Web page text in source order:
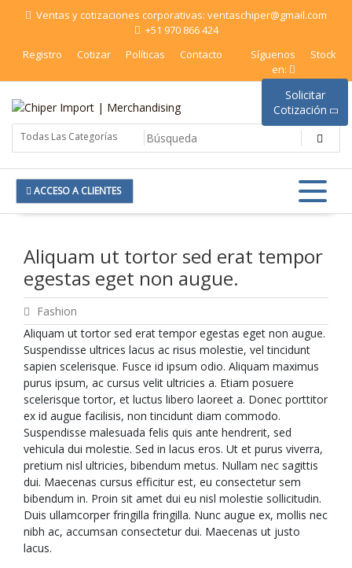
Saltar Ventas y cotizaciones corporativas: ventaschiper@gmail.com
+51 970 866 424
Registro
Cotizar Políticas Contacto
Síguenos
en:
Stock
Chiper Import | Merchandising
ACCESO A CLIENTES
Aliquam ut tortor sed erat tempor
egestas eget non augue.
Fashion
Aliquam ut tortor sed erat tempor egestas eget non augue.
Suspendisse ultrices lacus ac risus molestie, vel tincidunt
sapien scelerisque. Fusce id ipsum odio. Aliquam maximus
purus ipsum, ac cursus velit ultricies a. Etiam posuere
scelerisque tortor, et luctus libero laoreet a. Donec porttitor
ex id augue facilisis, non tincidunt diam commodo.
Suspendisse malesuada felis quis ante hendrerit, sed
vehicula dui molestie. Sed in lacus eros. Ut et purus viverra,
pretium nisl ultricies, bibendum metus. Nullam nec sagittis
dui. Maecenas cursus efficitur est, eu consectetur sem
bibendum in. Proin sit amet dui eu nisl molestie sollicitudin.
Duis ullamcorper fringilla fringilla. Nunc augue ex, mollis nec
nibh ac, accumsan consectetur dui. Maecenas ut justo
lacus.
Solicitar
Cotización